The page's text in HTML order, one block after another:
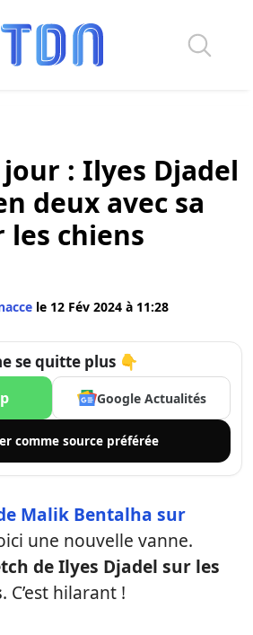
: Ilyes Djadel
deux avec sa
les chiens
le 12 Fév 2024 à 11:28
se quitte plus 👇
Google Actualités
comme source préférée
Malik Bentalha sur
une nouvelle vanne.
de Ilyes Djadel sur les
. C’est hilarant !